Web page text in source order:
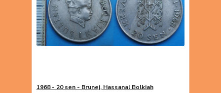
1968 - 20 sen - Brunej, Hassanal Bolkiah